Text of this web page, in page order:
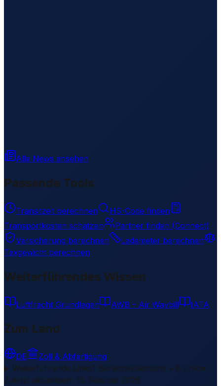
Alle News ansehen
Passende Tools
Transitzeit berechnen
HS-Code finden
Transportkosten schätzen
Partner finden (Connect)
Versicherung berechnen
Lademeter berechnen
Taxgewicht berechnen
Weiterführendes Wissen
Luftfracht Grundlagen AWB – Air Waybill IATA
Zum Land
DE
Zoll & Abfertigung
Weiterführende Links1 Bereiche/Sections • 8 Links▾
Zuletzt aktualisiert: 15. Februar 2026